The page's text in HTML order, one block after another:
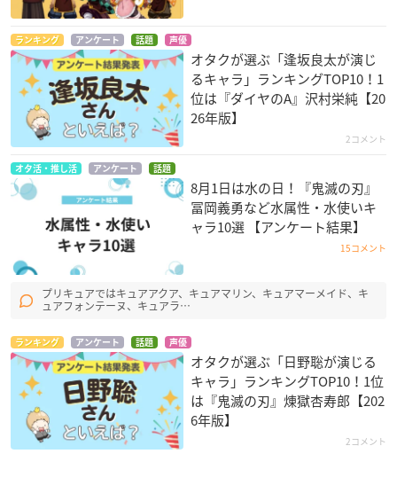
ランキング アンケート 話題 声優
オタクが選ぶ「逢坂良太が演じ
るキャラ」ランキングTOP10！1
位は『ダイヤのA』沢村栄純【20
26年版】
2コメント
オタ活・推し活 アンケート 話題
8月1日は水の日！『鬼滅の刃』
冨岡義勇など水属性・水使いキ
ャラ10選 【アンケート結果】
15コメント
プリキュアではキュアアクア、キュアマリン、キュアマーメイド、キ
ュアフォンテーヌ、キュアラ…
ランキング アンケート 話題 声優
オタクが選ぶ「日野聡が演じる
キャラ」ランキングTOP10！1位
は『鬼滅の刃』煉󠄁獄杏寿郎【202
6年版】
2コメント